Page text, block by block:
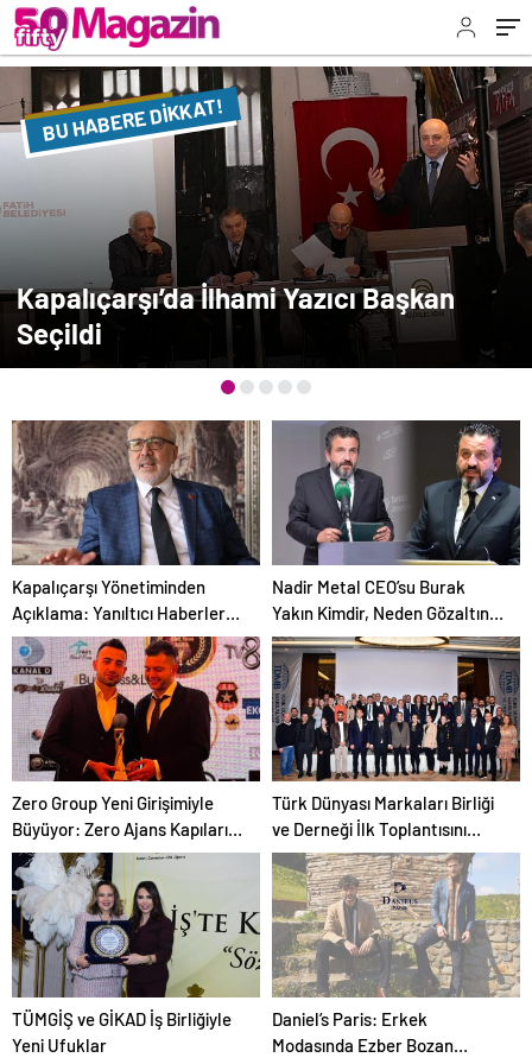
Kapalıçarşı’da İlhami Yazıcı Başkan
Seçildi
SON DAKİKA
FLAŞ FLAŞ...
BU HABERE DİKKAT!
Kapalıçarşı Yönetiminden
Açıklama: Yanıltıcı Haberlere
Dikkat!
Nadir Metal CEO’su Burak
Yakın Kimdir, Neden Gözaltına
Alındı?
Zero Group Yeni Girişimiyle
Büyüyor: Zero Ajans Kapılarını
Açtı
Türk Dünyası Markaları Birliği
ve Derneği İlk Toplantısını
Gerçekleştirdi
TÜMGİŞ ve GİKAD İş Birliğiyle
Yeni Ufuklar
Daniel’s Paris: Erkek
Modasında Ezber Bozan